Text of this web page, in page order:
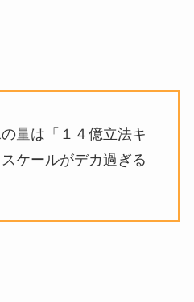
量は「１４億立法キ
ケールがデカ過ぎる